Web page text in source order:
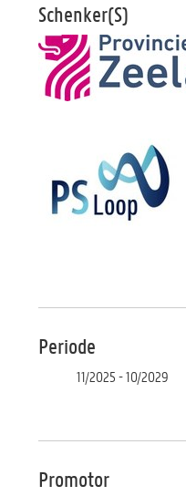
Schenker(S)
Periode
11/2025 - 10/2029
Promotor